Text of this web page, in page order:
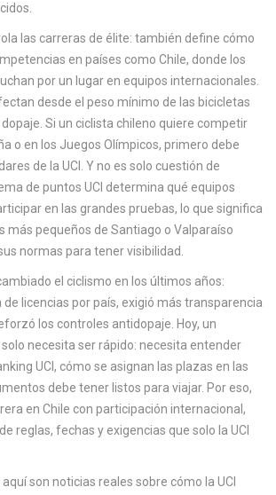
las carreras de élite: también define cómo
en países como Chile, donde los
por un lugar en equipos internacionales.
desde el peso mínimo de las bicicletas
Si un ciclista chileno quiere competir
o en los Juegos Olímpicos, primero debe
de la UCI. Y no es solo cuestión de
de puntos UCI determina qué equipos
en las grandes pruebas, lo que significa
más pequeños de Santiago o Valparaíso
normas para tener visibilidad.
el ciclismo en los últimos años:
licencias por país, exigió más transparencia
los controles antidopaje. Hoy, un
necesita ser rápido: necesita entender
UCI, cómo se asignan las plazas en las
debe tener listos para viajar. Por eso,
en Chile con participación internacional,
reglas, fechas y exigencias que solo la UCI
aquí son noticias reales sobre cómo la UCI